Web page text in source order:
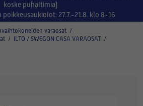
koske puhaltimia)
27.7.-21.8. klo 8-16
varaosat /
/ ILTO / SWEGON CASA VARAOSAT /